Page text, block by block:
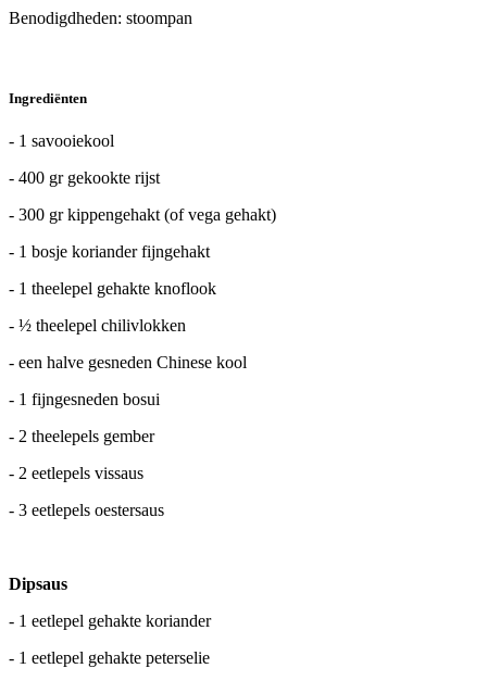
Benodigdheden: stoompan
Ingrediënten
- 1 savooiekool
- 400 gr gekookte rijst
- 300 gr kippengehakt (of vega gehakt)
- 1 bosje koriander fijngehakt
- 1 theelepel gehakte knoflook
- ½ theelepel chilivlokken
- een halve gesneden Chinese kool
- 1 fijngesneden bosui
- 2 theelepels gember
- 2 eetlepels vissaus
- 3 eetlepels oestersaus
Dipsaus
- 1 eetlepel gehakte koriander
- 1 eetlepel gehakte peterselie